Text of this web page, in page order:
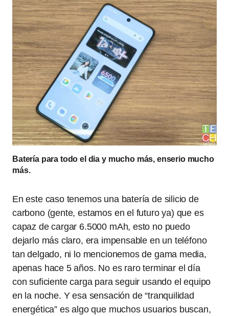
Batería para todo el dia y mucho más, enserio mucho
más.
En este caso tenemos una batería de silicio de
carbono (gente, estamos en el futuro ya) que es
capaz de cargar 6.5000 mAh, esto no puedo
dejarlo más claro, era impensable en un teléfono
tan delgado, ni lo mencionemos de gama media,
apenas hace 5 años. No es raro terminar el día
con suficiente carga para seguir usando el equipo
en la noche. Y esa sensación de “tranquilidad
energética” es algo que muchos usuarios buscan,